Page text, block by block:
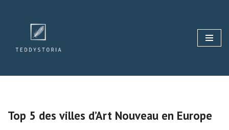
contenu
Top 5 des villes d’Art Nouveau en Europe